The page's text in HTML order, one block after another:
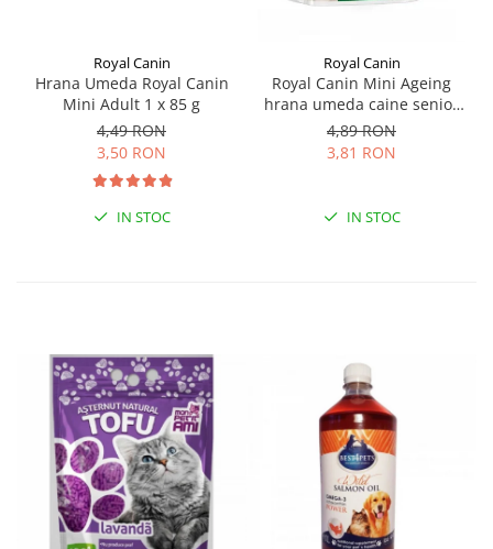
Royal Canin
Hrana Umeda Royal Canin
Mini Adult 1 x 85 g
4,49 RON
3,50 RON
IN STOC
Royal Canin
Royal Canin Mini Ageing
hrana umeda caine senior
(in sos), 1 x 85 g
4,89 RON
3,81 RON
IN STOC